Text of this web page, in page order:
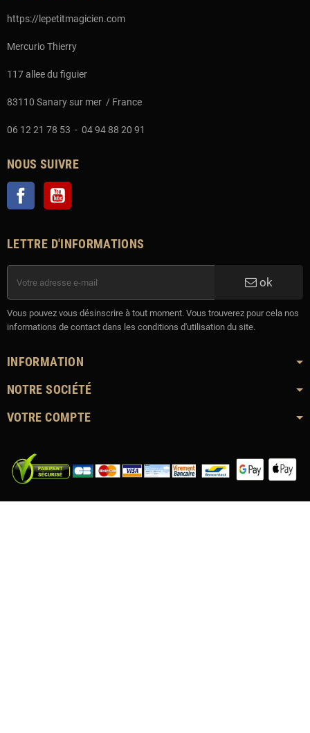
https://lepetitmagicien.com
Mercurio Thierry
117 allee du figuier
83110 Sanary sur mer / France
06 12 21 78 53 - 04 94 88 20 91
NOUS SUIVRE
Facebook
LETTRE D'INFORMATIONS
ok
Vous pouvez vous désinscrire à tout moment. Vous trouverez pour cela nos
informations de contact dans les conditions d'utilisation du site.
INFORMATION
NOTRE SOCIÉTÉ
VOTRE COMPTE